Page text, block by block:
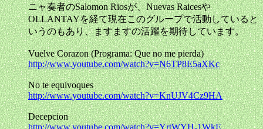
ニャ奏者のSalomon Riosが、Nuevas Raicesや
OLLANTAYを経て現在このグループで活動していると
いうのもあり、ますますの活躍を期待しています。
Vuelve Corazon (Programa: Que no me pierda)
http://www.youtube.com/watch?v=N6TP8E5aXKc
No te equivoques
http://www.youtube.com/watch?v=KnUJV4Cz9HA
Decepcion
http://www.youtube.com/watch?v=YrtWYH-1WkE